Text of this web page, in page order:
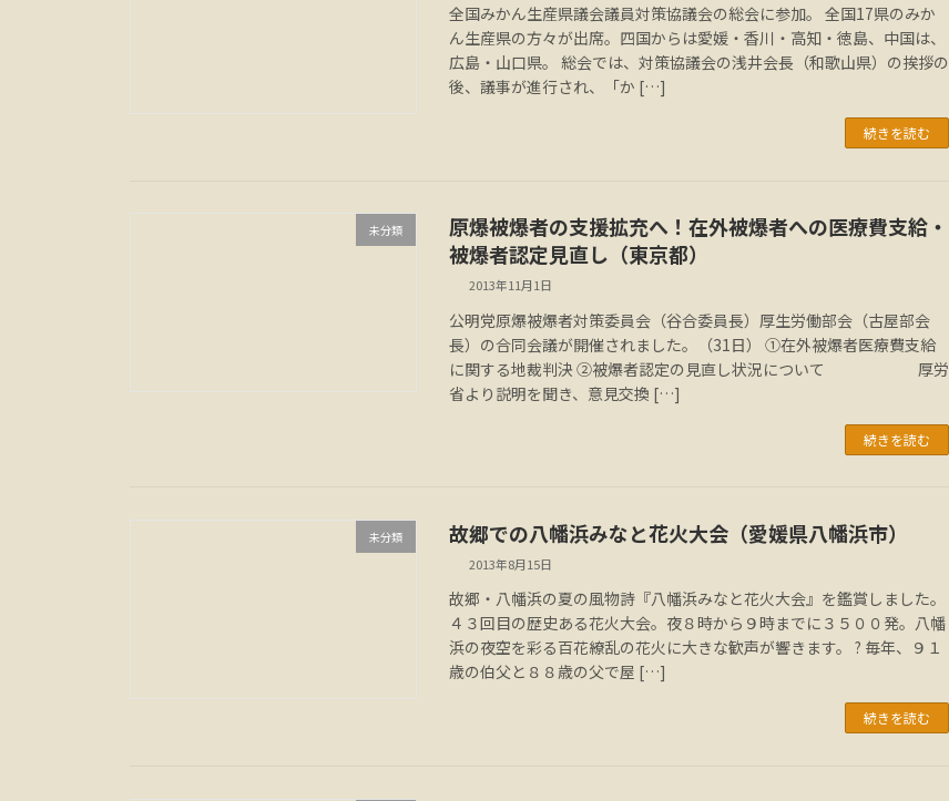
全国みかん生産県議会議員対策協議会の総会に参加。 全国17県のみか
ん生産県の方々が出席。四国からは愛媛・香川・高知・徳島、中国は、
広島・山口県。 総会では、対策協議会の浅井会長（和歌山県）の挨拶の
後、議事が進行され、「か […]
続きを読む
未分類
原爆被爆者の支援拡充へ！在外被爆者への医療費支給・
被爆者認定見直し（東京都）
2013年11月1日
公明党原爆被爆者対策委員会（谷合委員長）厚生労働部会（古屋部会
長）の合同会議が開催されました。（31日） ①在外被爆者医療費支給
に関する地裁判決 ②被爆者認定の見直し状況について 厚労
省より説明を聞き、意見交換 […]
続きを読む
未分類 故郷での八幡浜みなと花火大会（愛媛県八幡浜市）
2013年8月15日
故郷・八幡浜の夏の風物詩『八幡浜みなと花火大会』を鑑賞しました。
４３回目の歴史ある花火大会。夜８時から９時までに３５００発。八幡
浜の夜空を彩る百花繚乱の花火に大きな歓声が響きます。 ? 毎年、９１
歳の伯父と８８歳の父で屋 […]
続きを読む